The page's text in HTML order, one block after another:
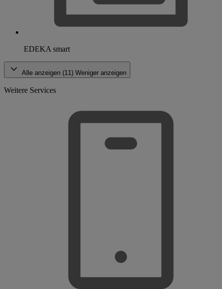
EDEKA smart
Alle anzeigen (11) Weniger anzeigen
Weitere Services